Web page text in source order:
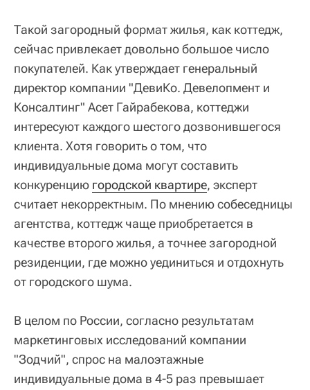
Такой загородный формат жилья, как коттедж,
сейчас привлекает довольно большое число
покупателей. Как утверждает генеральный
директор компании "ДевиКо. Девелопмент и
Консалтинг" Асет Гайрабекова, коттеджи
интересуют каждого шестого дозвонившегося
клиента. Хотя говорить о том, что
индивидуальные дома могут составить
конкуренцию городской квартире, эксперт
считает некорректным. По мнению собеседницы
агентства, коттедж чаще приобретается в
качестве второго жилья, а точнее загородной
резиденции, где можно уединиться и отдохнуть
от городского шума.
В целом по России, согласно результатам
маркетинговых исследований компании
"Зодчий", спрос на малоэтажные
индивидуальные дома в 4-5 раз превышает